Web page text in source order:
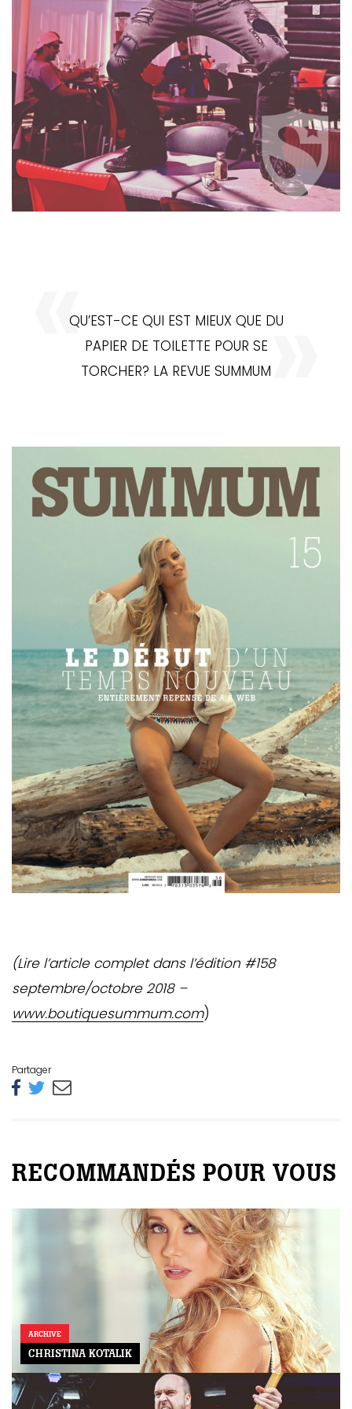
QU’EST-CE QUI EST MIEUX QUE DU
PAPIER DE TOILETTE POUR SE
TORCHER? LA REVUE SUMMUM
(Lire l’article complet dans l’édition #158
septembre/octobre 2018 –
www.boutiquesummum.com)
Partager
RECOMMANDÉS POUR VOUS
ARCHIVE
CHRISTINA KOTALIK